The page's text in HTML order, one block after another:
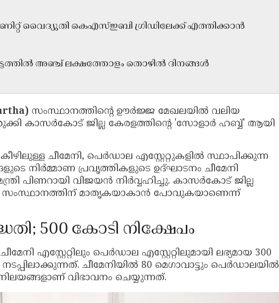
വൈദ്യുതി കെഎസ്ഇബി ഗ്രിഡിലേക്ക് എത്തിക്കാൻ
അഞ്ച് ലക്ഷത്തോളം തൊഴിൽ ദിനങ്ങൾ
സംസ്ഥാനത്തിന്റെ ഊർജ്ജ മേഖലയിൽ വലിയ
കാസർകോട് ജില്ല കേരളത്തിന്റെ 'സോളാർ ഹബ്ബ്' ആയി
ചീമേനി, പെർഡാല എസ്റ്റേറ്റുകളിൽ സ്ഥാപിക്കുന്ന
നിർമ്മാണ പ്രവൃത്തികളുടെ ഉദ്ഘാടനം ചീമേനി
പിണറായി വിജയൻ നിർവ്വഹിച്ചു. കാസർകോട് ജില്ല
സംസ്ഥാനത്തിന് മാതൃകയാകാൻ പോവുകയാണെന്ന്
500 കോടി നിക്ഷേപം
എസ്റ്റേറ്റിലും പെർഡാല എസ്റ്റേറ്റിലുമായി ലഭ്യമായ 300
ചീമേനിയിൽ 80 മെഗാവാട്ടും പെർഡാലയിൽ
വിഭാവനം ചെയ്യുന്നത്.